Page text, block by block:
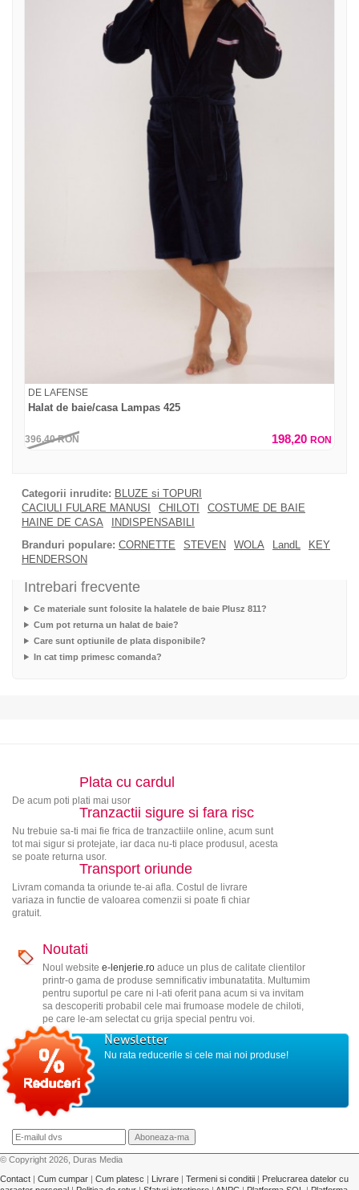
DE LAFENSE
Halat de baie/casa Lampas 425
396,40RON 198,20 RON
Categorii inrudite: BLUZE si TOPURI
CACIULI FULARE MANUSI
CHILOTI
COSTUME DE BAIE
HAINE DE CASA
INDISPENSABILI
Branduri populare: CORNETTE STEVEN WOLA LandL
KEY
HENDERSON
Intrebari frecvente
Ce materiale sunt folosite la halatele de baie Plusz 811?
Cum pot returna un halat de baie?
Care sunt optiunile de plata disponibile?
In cat timp primesc comanda?
Plata cu cardul
De acum poti plati mai usor
Tranzactii sigure si fara risc
Nu trebuie sa-ti mai fie frica de tranzactiile online, acum sunt
tot mai sigur si protejate, iar daca nu-ti place produsul, acesta
se poate returna usor.
Transport oriunde
Livram comanda ta oriunde te-ai afla. Costul de livrare
variaza in functie de valoarea comenzii si poate fi chiar
gratuit.
Noutati
Noul website e-lenjerie.roaduce un plus de calitate clientilor
printr-o gama de produse semnificativ imbunatatita. Multumim
pentru suportul pe care ni l-ati oferit pana acum si va invitam
sa descoperiti probabil cele mai frumoase modele de chiloti,
pe care le-am selectat cu grija special pentru voi.
Newsletter
Nu rata reducerile si cele mai noi produse!
© Copyright 2026, Duras Media
Contact | Cum cumpar | Cum platesc | Livrare | Termeni si conditii | Prelucrarea datelor cu